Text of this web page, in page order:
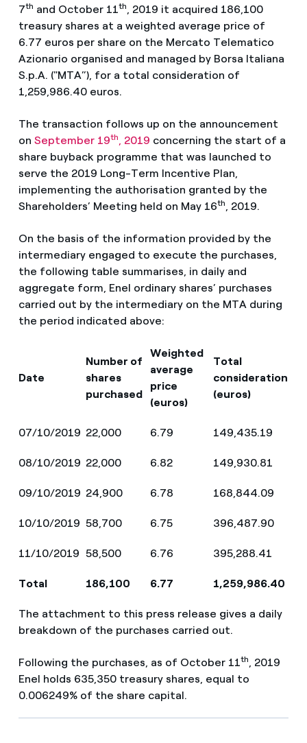
7th and October 11th, 2019 it acquired 186,100
treasury shares at a weighted average price of
6.77 euros per share on the Mercato Telematico
Azionario organised and managed by Borsa Italiana
S.p.A. ("MTA”), for a total consideration of
1,259,986.40 euros.
The transaction follows up on the announcement
on September 19th, 2019 concerning the start of a
share buyback programme that was launched to
serve the 2019 Long-Term Incentive Plan,
implementing the authorisation granted by the
Shareholders’ Meeting held on May 16th, 2019.
On the basis of the information provided by the
intermediary engaged to execute the purchases,
the following table summarises, in daily and
aggregate form, Enel ordinary shares’ purchases
carried out by the intermediary on the MTA during
the period indicated above:
Date
Number of
shares
purchased
Weighted
average
price
(euros)
Total
consideration
(euros)
07/10/2019 22,000 6.79 149,435.19
08/10/2019 22,000 6.82 149,930.81
09/10/2019 24,900 6.78 168,844.09
10/10/2019 58,700 6.75 396,487.90
11/10/2019 58,500 6.76 395,288.41
Total 186,100 6.77 1,259,986.40
The attachment to this press release gives a daily
breakdown of the purchases carried out.
Following the purchases, as of October 11th, 2019
Enel holds 635,350 treasury shares, equal to
0.006249% of the share capital.